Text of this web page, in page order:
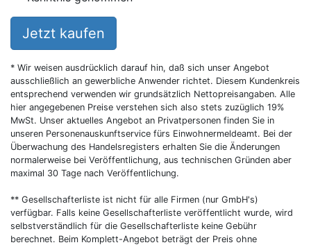
Jetzt kaufen
* Wir weisen ausdrücklich darauf hin, daß sich unser Angebot
ausschließlich an gewerbliche Anwender richtet. Diesem Kundenkreis
entsprechend verwenden wir grundsätzlich Nettopreisangaben. Alle
hier angegebenen Preise verstehen sich also stets zuzüglich 19%
MwSt. Unser aktuelles Angebot an Privatpersonen finden Sie in
unseren Personenauskunftservice fürs Einwohnermeldeamt. Bei der
Überwachung des Handelsregisters erhalten Sie die Änderungen
normalerweise bei Veröffentlichung, aus technischen Gründen aber
maximal 30 Tage nach Veröffentlichung.
** Gesellschafterliste ist nicht für alle Firmen (nur GmbH's)
verfügbar. Falls keine Gesellschafterliste veröffentlicht wurde, wird
selbstverständlich für die Gesellschafterliste keine Gebühr
berechnet. Beim Komplett-Angebot beträgt der Preis ohne